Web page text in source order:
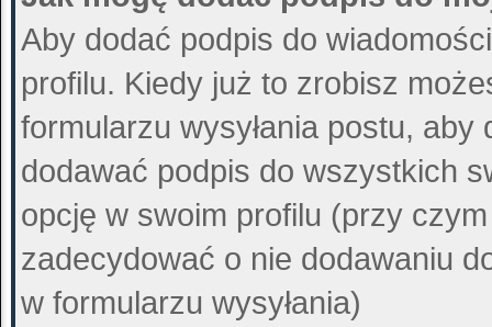
Aby dodać podpis do
profilu. Kiedy już to zrobisz
formularzu wysyłania postu,
dodawać podpis do wszystkich
opcję w swoim profilu (przy
zadecydować o nie dodawaniu
w formularzu wysyłania)